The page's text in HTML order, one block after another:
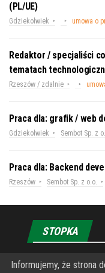
(PL/UE)
Gdziekolwiek umowa o
Redaktor / specjaliści
tematach
Rzeszów / zdalnie
Praca dla: grafik / web
Gdziekolwiek Sembot Sp. z
Praca dla: Backend
Rzeszów Sembot Sp. z o.o.
STOPKA
O Fundacji
Informujemy, że strona